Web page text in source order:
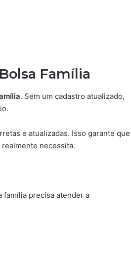
Família
. Sem um cadastro atualizado,
e atualizadas. Isso garante que
necessita.
família precisa atender a